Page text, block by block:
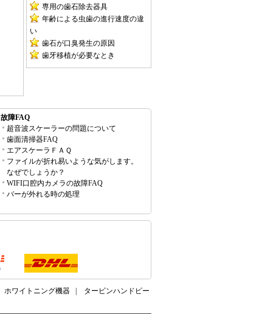
専用の歯石除去器具
年齢による虫歯の進行速度の違
い
歯石が口臭発生の原因
歯牙移植が必要なとき
故障FAQ
超音波スケーラーの問題について
歯面清掃器FAQ
エアスケーラＦＡＱ
ファイルが折れ易いような気がします。
なぜでしょうか？
WIFI口腔内カメラの故障FAQ
バーが外れる時の処理
ホワイトニング機器
タービンハンドピー